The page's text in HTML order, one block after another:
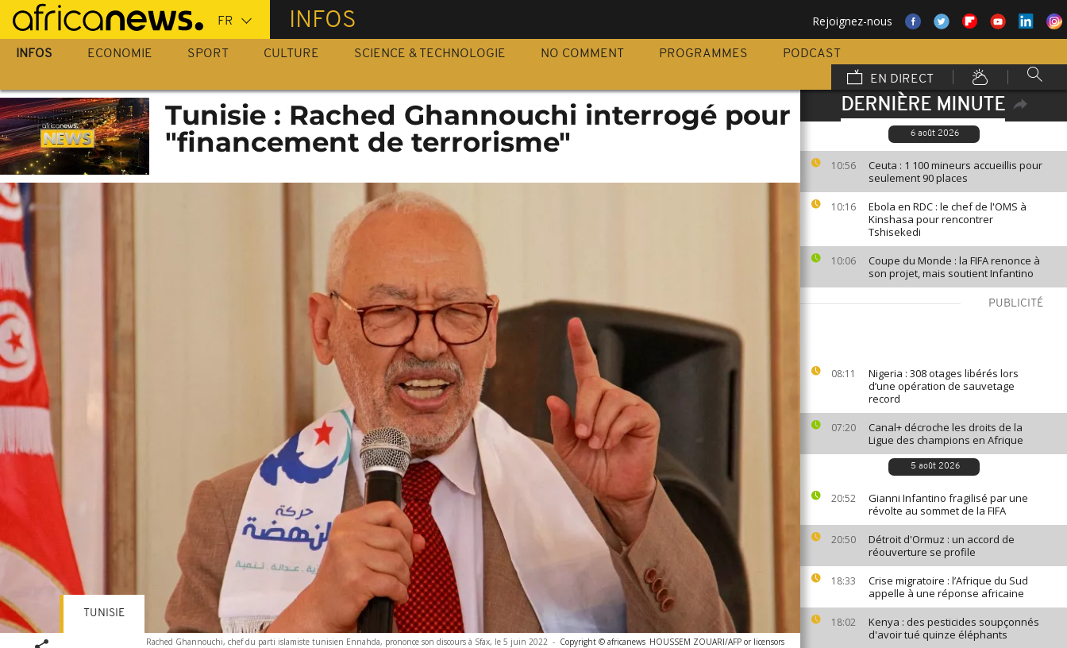
Passer
au
contenu
INFOS Rejoignez-nous
INFOS ECONOMIE SPORT CULTURE SCIENCE & TECHNOLOGIE NO COMMENT PROGRAMMES
PODCAST
EN DIRECT
DERNIÈRE MINUTE
6 août 2026
10:56
Ceuta : 1 100 mineurs accueillis pour
seulement 90 places
10:16
Ebola en RDC : le chef de l'OMS à
Kinshasa pour rencontrer
Tshisekedi
10:06
Coupe du Monde : la FIFA renonce à
son projet, mais soutient Infantino
PUBLICITÉ
08:11
Nigeria : 308 otages libérés lors
d’une opération de sauvetage
record
07:20
Canal+ décroche les droits de la
Ligue des champions en Afrique
5 août 2026
20:52
Gianni Infantino fragilisé par une
révolte au sommet de la FIFA
20:50
Détroit d'Ormuz : un accord de
réouverture se profile
18:33
Crise migratoire : l’Afrique du Sud
appelle à une réponse africaine
18:02
Kenya : des pesticides soupçonnés
d'avoir tué quinze éléphants
Tunisie : Rached Ghannouchi interrogé pour
"financement de terrorisme"
Rached Ghannouchi, chef du parti islamiste tunisien Ennahda, prononce son discours à Sfax, le 5 juin 2022 - Copyright © africanews HOUSSEM ZOUARI/AFP or licensors
TUNISIE